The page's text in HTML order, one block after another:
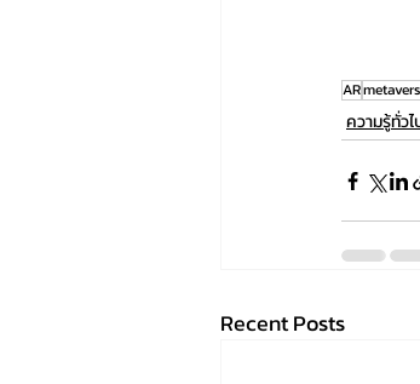
AR
ความรู้ทั่วไ
Recent Posts